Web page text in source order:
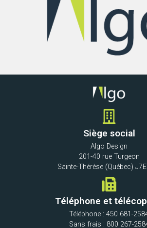
Siège social
Algo Design
201-40 rue Turgeon
Sainte-Thérèse (Québec)
Téléphone et
Téléphone : 450 681-
Sans frais : 800 267-